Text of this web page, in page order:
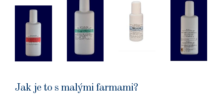
Jak je to s malými farmami?